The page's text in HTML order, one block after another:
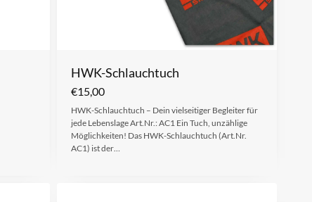
HWK-Schlauchtuch
€15,00
HWK-Schlauchtuch – Dein vielseitiger Begleiter für
jede Lebenslage Art.Nr.: AC1 Ein Tuch, unzählige
Möglichkeiten! Das HWK-Schlauchtuch (Art.Nr.
AC1) ist der…